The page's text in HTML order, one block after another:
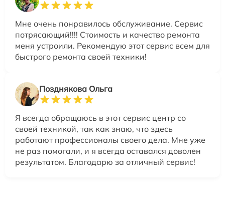
Мне очень понравилось обслуживание. Сервис
потрясающий!!!! Стоимость и качество ремонта
меня устроили. Рекомендую этот сервис всем для
быстрого ремонта своей техники!
Позднякова Ольга
Я всегда обращаюсь в этот сервис центр со
своей техникой, так как знаю, что здесь
работают профессионалы своего дела. Мне уже
не раз помогали, и я всегда оставался доволен
результатом. Благодарю за отличный сервис!